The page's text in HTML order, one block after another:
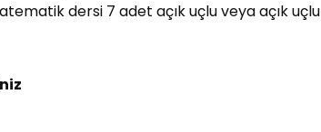
dersi 7 adet açık uçlu veya açık uçlu